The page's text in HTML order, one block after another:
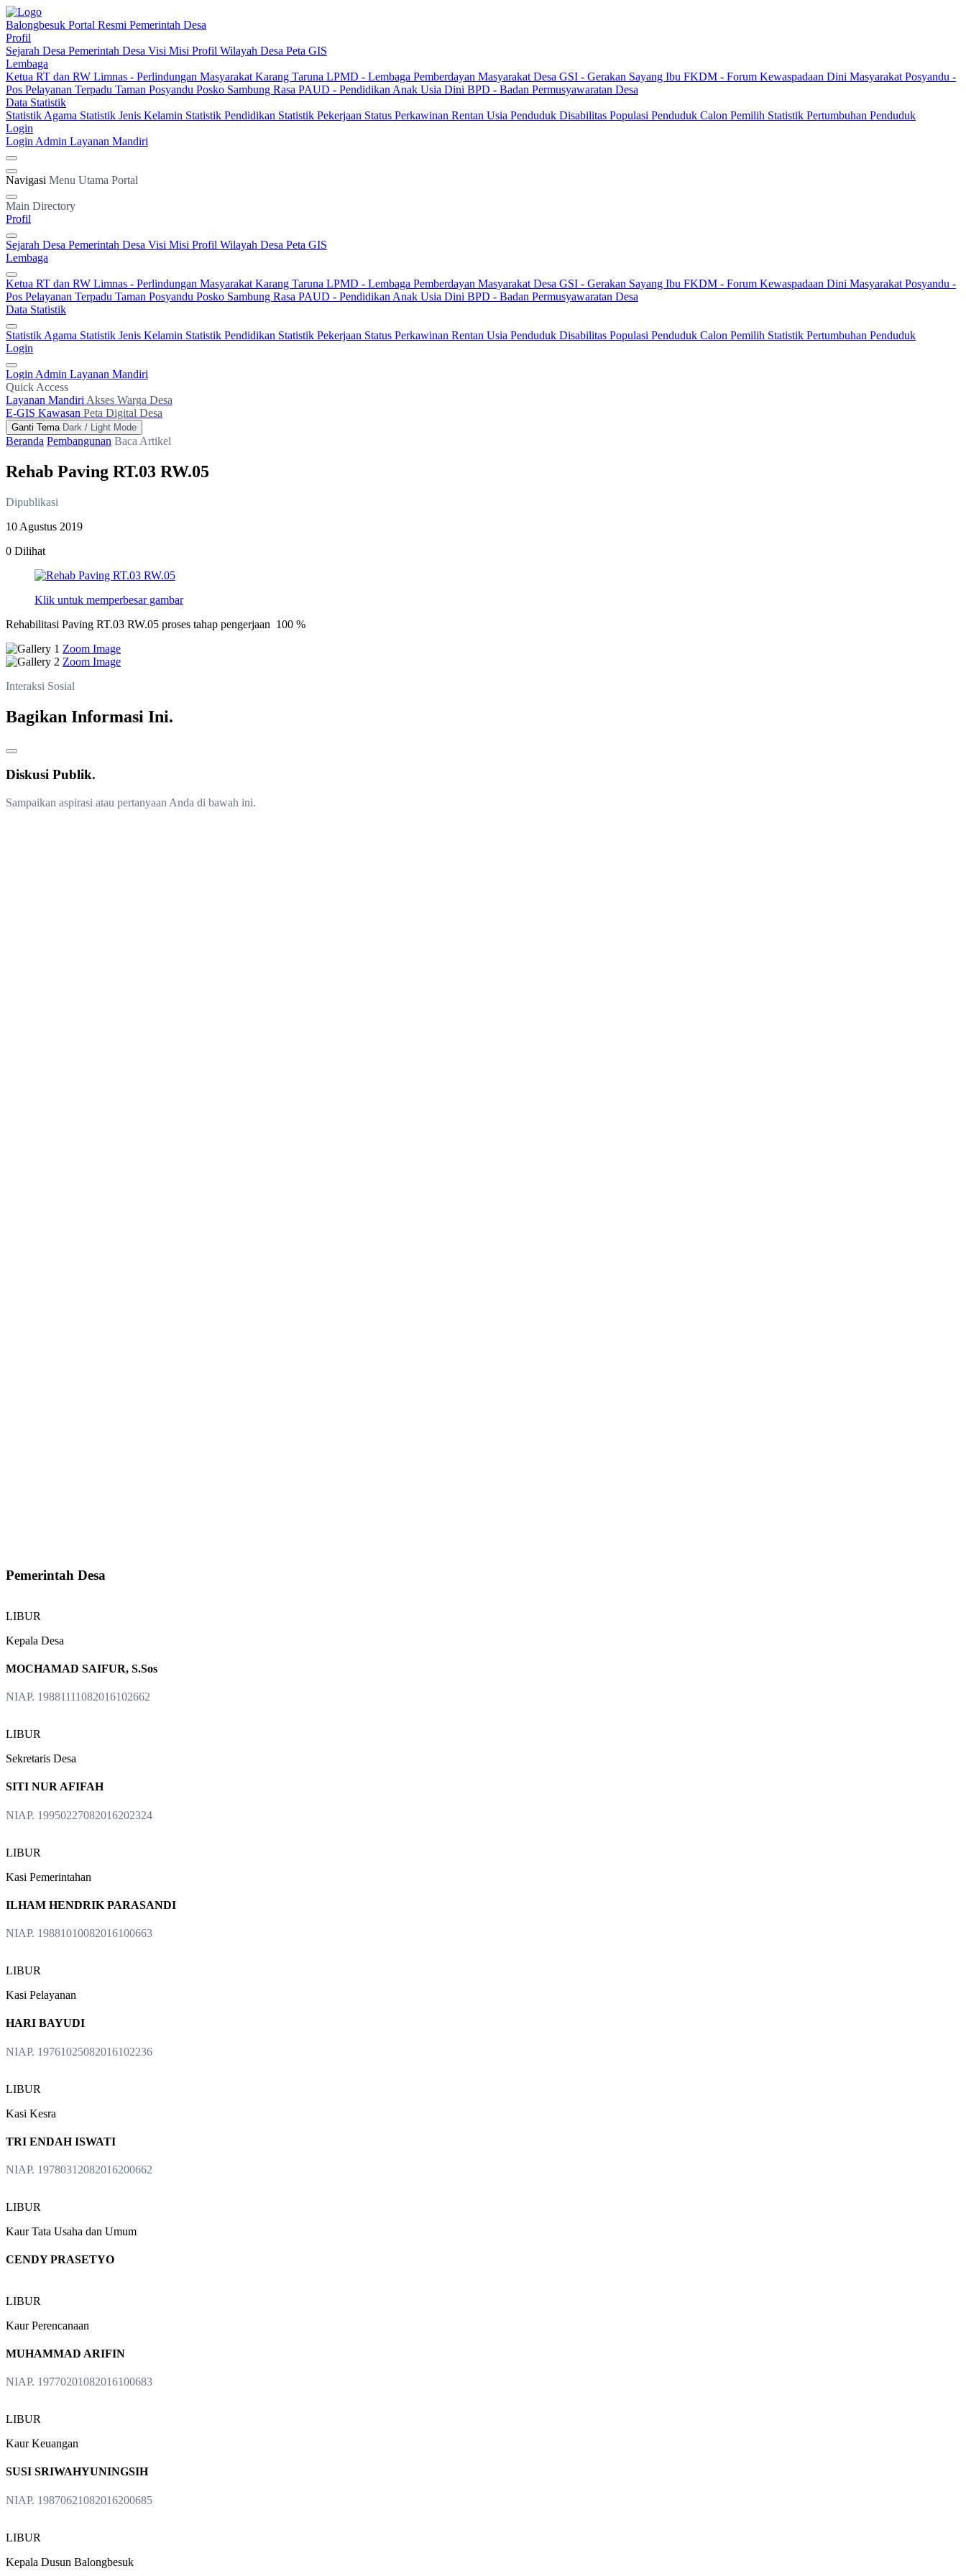
Balongbesuk Portal Resmi Pemerintah Desa
Profil
Sejarah Desa Pemerintah Desa Visi Misi Profil Wilayah Desa Peta GIS
Lembaga
Ketua RT dan RW Limnas - Perlindungan Masyarakat Karang Taruna LPMD - Lembaga Pemberdayan Masyarakat Desa GSI - Gerakan Sayang Ibu FKDM - Forum Kewaspadaan Dini Masyarakat Posyandu -
Pos Pelayanan Terpadu Taman Posyandu Posko Sambung Rasa PAUD - Pendidikan Anak Usia Dini BPD - Badan Permusyawaratan Desa
Data Statistik
Statistik Agama Statistik Jenis Kelamin Statistik Pendidikan Statistik Pekerjaan Status Perkawinan Rentan Usia Penduduk Disabilitas Populasi Penduduk Calon Pemilih Statistik Pertumbuhan Penduduk
Login
Login Admin Layanan Mandiri
Navigasi Menu Utama Portal
Main Directory
Profil
Sejarah Desa Pemerintah Desa Visi Misi Profil Wilayah Desa Peta GIS
Lembaga
Ketua RT dan RW Limnas - Perlindungan Masyarakat Karang Taruna LPMD - Lembaga Pemberdayan Masyarakat Desa GSI - Gerakan Sayang Ibu FKDM - Forum Kewaspadaan Dini Masyarakat Posyandu -
Pos Pelayanan Terpadu Taman Posyandu Posko Sambung Rasa PAUD - Pendidikan Anak Usia Dini BPD - Badan Permusyawaratan Desa
Data Statistik
Statistik Agama Statistik Jenis Kelamin Statistik Pendidikan Statistik Pekerjaan Status Perkawinan Rentan Usia Penduduk Disabilitas Populasi Penduduk Calon Pemilih Statistik Pertumbuhan Penduduk
Login
Login Admin Layanan Mandiri
Quick Access
Layanan Mandiri Akses Warga Desa
E-GIS Kawasan Peta Digital Desa
Ganti Tema Dark / Light Mode
Beranda Pembangunan Baca Artikel
Rehab Paving RT.03 RW.05
Dipublikasi
10 Agustus 2019
0 Dilihat
Klik untuk memperbesar gambar
Rehabilitasi Paving RT.03 RW.05 proses tahap pengerjaan 100 %
Zoom Image
Zoom Image
Interaksi Sosial
Bagikan Informasi Ini.
Diskusi Publik.
Sampaikan aspirasi atau pertanyaan Anda di bawah ini.
Pemerintah Desa
LIBUR
Kepala Desa
MOCHAMAD SAIFUR, S.Sos
NIAP. 19881111082016102662
LIBUR
Sekretaris Desa
SITI NUR AFIFAH
NIAP. 19950227082016202324
LIBUR
Kasi Pemerintahan
ILHAM HENDRIK PARASANDI
NIAP. 19881010082016100663
LIBUR
Kasi Pelayanan
HARI BAYUDI
NIAP. 19761025082016102236
LIBUR
Kasi Kesra
TRI ENDAH ISWATI
NIAP. 19780312082016200662
LIBUR
Kaur Tata Usaha dan Umum
CENDY PRASETYO
LIBUR
Kaur Perencanaan
MUHAMMAD ARIFIN
NIAP. 19770201082016100683
LIBUR
Kaur Keuangan
SUSI SRIWAHYUNINGSIH
NIAP. 19870621082016200685
LIBUR
Kepala Dusun Balongbesuk